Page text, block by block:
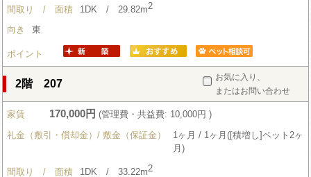
間取り / 面積 1DK / 29.82m2
向き 東
ポイント
お気に入り、
またはお問い合わせ
2階 207
家賃 170,000円 (管理費・共益費: 10,000円 )
礼金（敷引・償却金）/ 敷金（保証金）
1ヶ月 / 1ヶ月([積増し]ペット2ヶ
月)
間取り / 面積 1DK / 33.22m2